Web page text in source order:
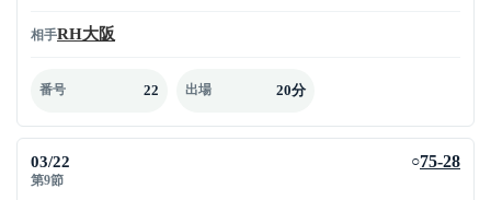
相手RH大阪
番号 22 出場 20分
03/22
第9節
○75-28